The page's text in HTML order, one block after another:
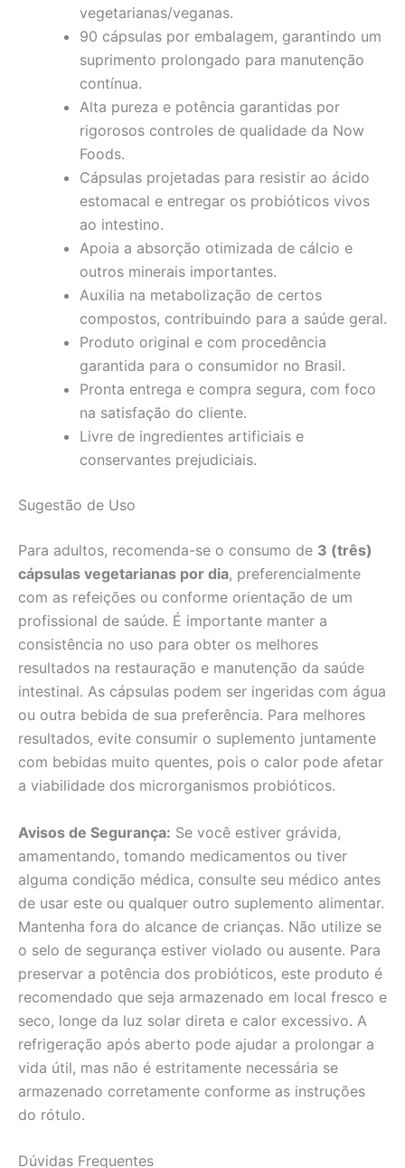
vegetarianas/veganas.
90 cápsulas por embalagem, garantindo um
suprimento prolongado para manutenção
contínua.
Alta pureza e potência garantidas por
rigorosos controles de qualidade da Now
Foods.
Cápsulas projetadas para resistir ao ácido
estomacal e entregar os probióticos vivos
ao intestino.
Apoia a absorção otimizada de cálcio e
outros minerais importantes.
Auxilia na metabolização de certos
compostos, contribuindo para a saúde geral.
Produto original e com procedência
garantida para o consumidor no Brasil.
Pronta entrega e compra segura, com foco
na satisfação do cliente.
Livre de ingredientes artificiais e
conservantes prejudiciais.
Sugestão de Uso
Para adultos, recomenda-se o consumo de 3 (três)
cápsulas vegetarianas por dia, preferencialmente
com as refeições ou conforme orientação de um
profissional de saúde. É importante manter a
consistência no uso para obter os melhores
resultados na restauração e manutenção da saúde
intestinal. As cápsulas podem ser ingeridas com água
ou outra bebida de sua preferência. Para melhores
resultados, evite consumir o suplemento juntamente
com bebidas muito quentes, pois o calor pode afetar
a viabilidade dos microrganismos probióticos.
Avisos de Segurança: Se você estiver grávida,
amamentando, tomando medicamentos ou tiver
alguma condição médica, consulte seu médico antes
de usar este ou qualquer outro suplemento alimentar.
Mantenha fora do alcance de crianças. Não utilize se
o selo de segurança estiver violado ou ausente. Para
preservar a potência dos probióticos, este produto é
recomendado que seja armazenado em local fresco e
seco, longe da luz solar direta e calor excessivo. A
refrigeração após aberto pode ajudar a prolongar a
vida útil, mas não é estritamente necessária se
armazenado corretamente conforme as instruções
do rótulo.
Dúvidas Frequentes